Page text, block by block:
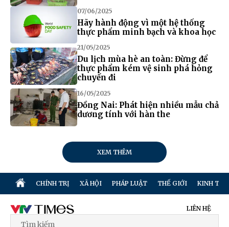
07/06/2025
Hãy hành động vì một hệ thống
thực phẩm minh bạch và khoa học
21/05/2025
Du lịch mùa hè an toàn: Đừng để
thực phẩm kém vệ sinh phá hỏng
chuyến đi
16/05/2025
Đồng Nai: Phát hiện nhiều mẫu chả
dương tính với hàn the
XEM THÊM
CHÍNH TRỊ XÃ HỘI PHÁP LUẬT THẾ GIỚI KINH TẾ
LIÊN HỆ